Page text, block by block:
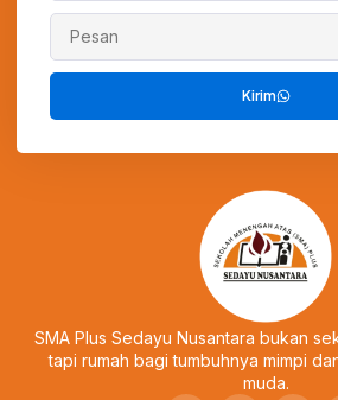
Kirim
SMA Plus Sedayu Nusantara bukan
tapi rumah bagi tumbuhnya mimpi
muda.